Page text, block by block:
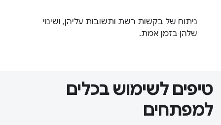
ניתוח של בקשות רשת ותשובות עליהן, ושינוי
שלהן בזמן אמת.
טיפים לשימוש בכלים
למפתחים